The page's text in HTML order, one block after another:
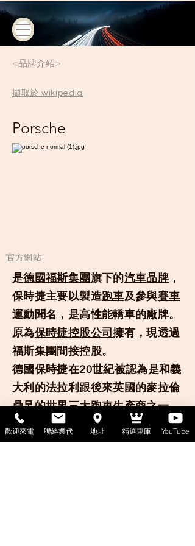
<品牌介紹>
​擷取於 wikipedia
Porsche
​官方網站
是德國福斯集團旗下的汽車品牌 ，
保時捷主要以製造跑車及參與賽車
運動聞名，是高性能轎車的廠牌。
原為保時捷控股公司擁有，現透過
福斯集團間接控股。
德國保時捷在20世紀被認為是和義
大利的法拉利 跟後來英國的麥拉倫
鼎足的世界三大跑車生產商之一。
近年來車款多元化後，保時捷不只
銷售量高於法拉利成為世界最大跑
歡迎來電 聯絡業代 地址 精選車庫 YouTube